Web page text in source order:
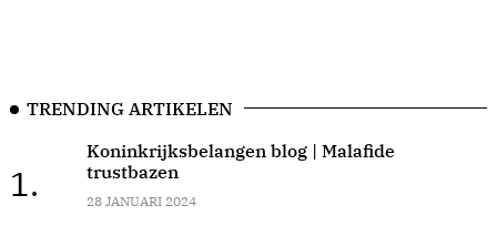
TRENDING ARTIKELEN
1.
Koninkrijksbelangen blog | Malafide
trustbazen
28 JANUARI 2024